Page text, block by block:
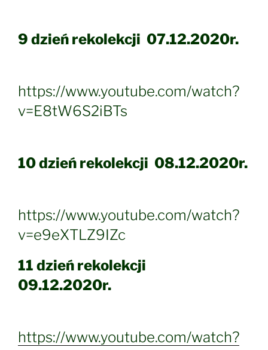
9 dzień rekolekcji 07.12.2020r.
https://www.youtube.com/watch?
v=E8tW6S2iBTs
10 dzień rekolekcji 08.12.2020r.
https://www.youtube.com/watch?
v=e9eXTLZ9IZc
11 dzień rekolekcji
09.12.2020r.
https://www.youtube.com/watch?